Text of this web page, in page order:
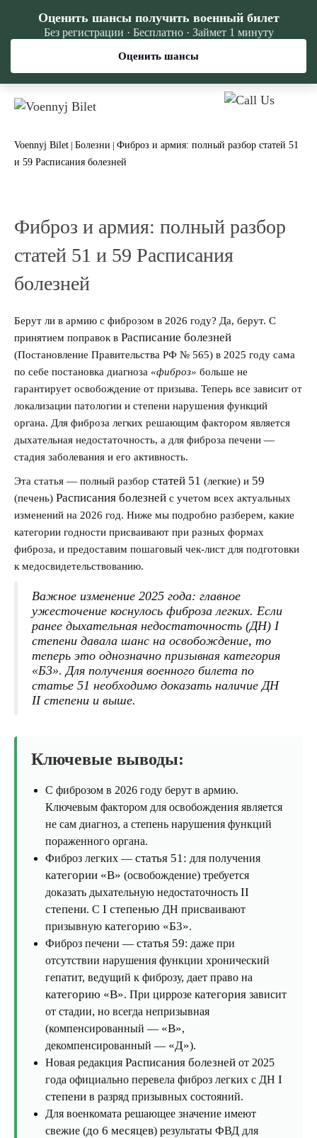
Voennyj Bilet Болезни
Фиброз и армия: полный разбор статей 51
и 59 Расписания болезней
Фиброз и армия: полный разбор
статей 51 и 59 Расписания
болезней
Берут ли в армию с фиброзом в 2026 году? Да, берут. С
принятием поправок в Расписание болезней
(Постановление Правительства РФ № 565) в 2025 году сама
по себе постановка диагноза «фиброз» больше не
гарантирует освобождение от призыва. Теперь все зависит от
локализации патологии и степени нарушения функций
органа. Для фиброза легких решающим фактором является
дыхательная недостаточность, а для фиброза печени —
стадия заболевания и его активность.
Эта статья — полный разбор статей 51 (легкие) и 59
(печень) Расписания болезней с учетом всех актуальных
изменений на 2026 год. Ниже мы подробно разберем, какие
категории годности присваивают при разных формах
фиброза, и предоставим пошаговый чек-лист для подготовки
к медосвидетельствованию.
Важное изменение 2025 года: главное
ужесточение коснулось фиброза легких. Если
ранее дыхательная недостаточность (ДН) I
степени давала шанс на освобождение, то
теперь это однозначно призывная категория
«Б3». Для получения военного билета по
статье 51 необходимо доказать наличие ДН
II степени и выше.
Ключевые выводы:
С фиброзом в 2026 году берут в армию.
Ключевым фактором для освобождения является
не сам диагноз, а степень нарушения функций
пораженного органа.
Фиброз легких — статья 51: для получения
категории «В» (освобождение) требуется
доказать дыхательную недостаточность II
степени. С I степенью ДН присваивают
призывную категорию «Б3».
Фиброз печени — статья 59: даже при
отсутствии нарушения функции хронический
гепатит, ведущий к фиброзу, дает право на
категорию «В». При циррозе категория зависит
от стадии, но всегда непризывная
(компенсированный — «В»,
декомпенсированный — «Д»).
Новая редакция Расписания болезней от 2025
года официально перевела фиброз легких с ДН I
степени в разряд призывных состояний.
Для военкомата решающее значение имеют
свежие (до 6 месяцев) результаты ФВД для
Оценить шансы получить военный билет
Без регистрации · Бесплатно · Займет 1 минуту
Оценить шансы